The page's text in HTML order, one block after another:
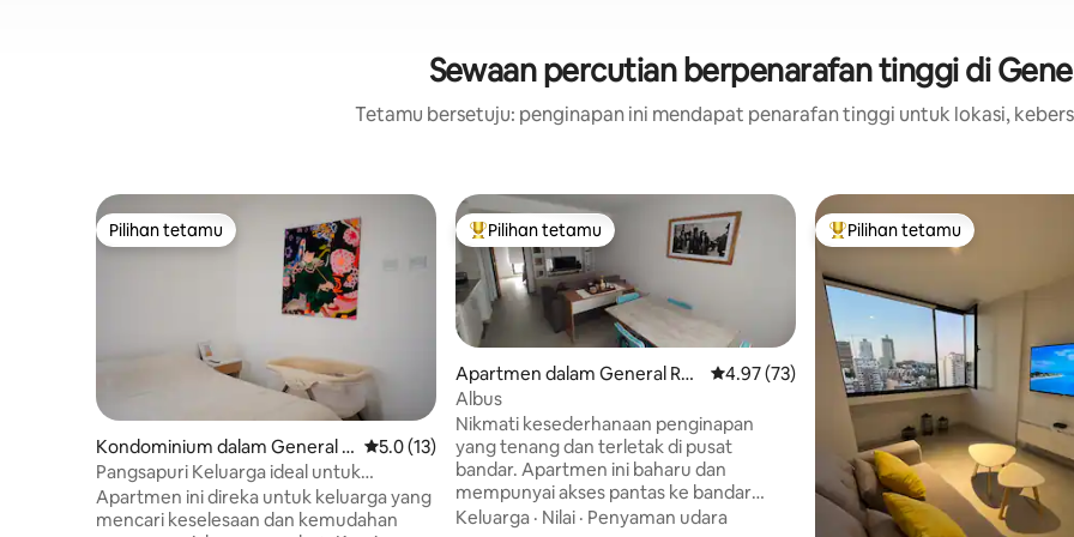
Sewaan percutian berpenarafan tinggi di
Tetamu bersetuju: penginapan ini mendapat penarafan tinggi untuk lokasi,
Pilihan tetamu
Pilihan tetamu
Kondominium dalam General R
oca
Penarafan purata 5.0 daripada 5, 13 ulasan
5.0 (13)
Pangsapuri Keluarga ideal untuk
pasangan dengan katil bayi Mesra haiwan
peliharaan
Apartmen ini direka untuk keluarga yang
mencari keselesaan dan kemudahan
Pilihan utama tetamu
Pilihan tetamu
Apartmen dalam General Roc
a
Penarafan purata 4.97 daripada 5, 73 ulasan
4.97 (73)
Albus
Nikmati kesederhanaan penginapan
yang tenang dan terletak di pusat
bandar. Apartmen ini baharu dan
mempunyai akses pantas ke bandar
melalui Laluan 22 di Av. Mendoza. Ia
Keluarga · Nilai · Penyaman udara
Pilihan utama tetamu
Pilihan tetamu